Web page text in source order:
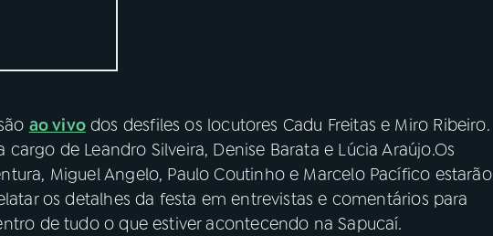
ao vivodos desfiles os locutores Cadu Freitas e Miro Ribeiro.
de Leandro Silveira, Denise Barata e Lúcia Araújo.Os
Miguel Angelo, Paulo Coutinho e Marcelo Pacífico estarão
os detalhes da festa em entrevistas e comentários para
de tudo o que estiver acontecendo na Sapucaí.